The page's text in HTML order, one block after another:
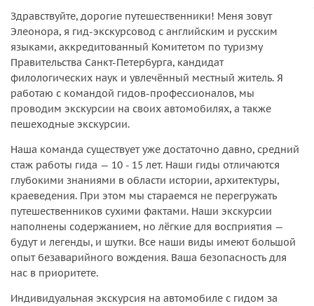
Здравствуйте, дорогие путешественники! Меня зовут
Элеонора, я гид-экскурсовод с английским и русским
языками, аккредитованный Комитетом по туризму
Правительства Санкт-Петербурга, кандидат
филологических наук и увлечённый местный житель. Я
работаю с командой гидов-профессионалов, мы
проводим экскурсии на своих автомобилях, а также
пешеходные экскурсии.
Наша команда существует уже достаточно давно, средний
стаж работы гида — 10 - 15 лет. Наши гиды отличаются
глубокими знаниями в области истории, архитектуры,
краеведения. При этом мы стараемся не перегружать
путешественников сухими фактами. Наши экскурсии
наполнены содержанием, но лёгкие для восприятия —
будут и легенды, и шутки. Все наши виды имеют большой
опыт безаварийного вождения. Ваша безопасность для
нас в приоритете.
Индивидуальная экскурсия на автомобиле с гидом за